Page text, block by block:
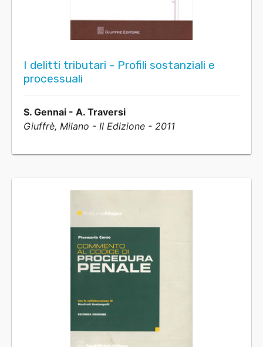
I delitti tributari - Profili sostanziali e
processuali
S. Gennai - A. Traversi
Giuffrè, Milano - II Edizione - 2011